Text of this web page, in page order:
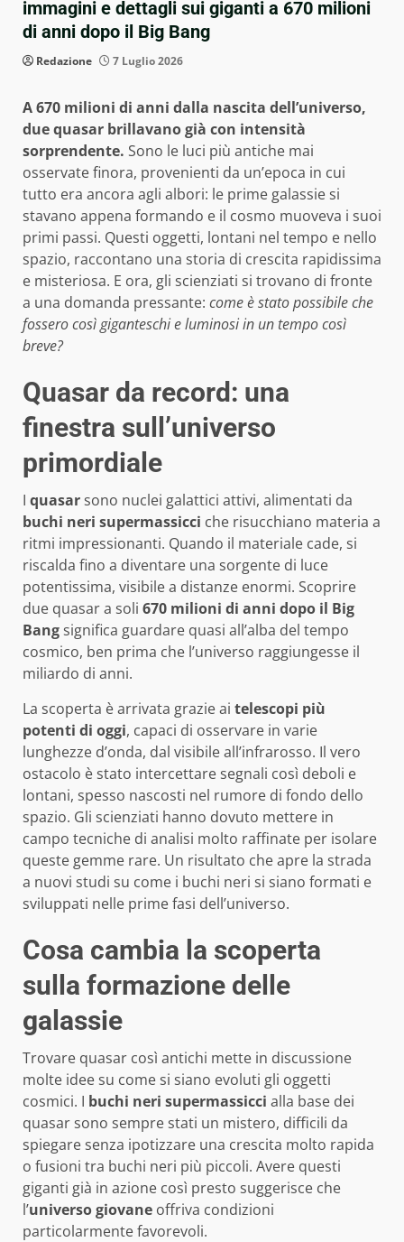
immagini e dettagli sui giganti a 670 milioni
di anni dopo il Big Bang
Redazione 7 Luglio 2026
A 670 milioni di anni dalla nascita dell’universo,
due quasar brillavano già con intensità
sorprendente. Sono le luci più antiche mai
osservate finora, provenienti da un’epoca in cui
tutto era ancora agli albori: le prime galassie si
stavano appena formando e il cosmo muoveva i suoi
primi passi. Questi oggetti, lontani nel tempo e nello
spazio, raccontano una storia di crescita rapidissima
e misteriosa. E ora, gli scienziati si trovano di fronte
a una domanda pressante: come è stato possibile che
fossero così giganteschi e luminosi in un tempo così
breve?
Quasar da record: una
finestra sull’universo
primordiale
I quasarsono nuclei galattici attivi, alimentati da
buchi neri supermassicci che risucchiano materia a
ritmi impressionanti. Quando il materiale cade, si
riscalda fino a diventare una sorgente di luce
potentissima, visibile a distanze enormi. Scoprire
due quasar a soli 670 milioni di anni dopo il Big
Bangsignifica guardare quasi all’alba del tempo
cosmico, ben prima che l’universo raggiungesse il
miliardo di anni.
La scoperta è arrivata grazie ai telescopi più
potenti di oggi, capaci di osservare in varie
lunghezze d’onda, dal visibile all’infrarosso. Il vero
ostacolo è stato intercettare segnali così deboli e
lontani, spesso nascosti nel rumore di fondo dello
spazio. Gli scienziati hanno dovuto mettere in
campo tecniche di analisi molto raffinate per isolare
queste gemme rare. Un risultato che apre la strada
a nuovi studi su come i buchi neri si siano formati e
sviluppati nelle prime fasi dell’universo.
Cosa cambia la scoperta
sulla formazione delle
galassie
Trovare quasar così antichi mette in discussione
molte idee su come si siano evoluti gli oggetti
cosmici. I buchi neri supermassicci alla base dei
quasar sono sempre stati un mistero, difficili da
spiegare senza ipotizzare una crescita molto rapida
o fusioni tra buchi neri più piccoli. Avere questi
giganti già in azione così presto suggerisce che
l’universo giovane offriva condizioni
particolarmente favorevoli.